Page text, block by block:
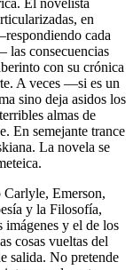
El novelista
en
cada
las consecuencias
con su crónica
A veces —si es un
sino deja asidos los
almas de
En semejante trance
La novela se
Emerson,
y la Filosofía,
imágenes y el de los
cosas vueltas del
salida. No pretende